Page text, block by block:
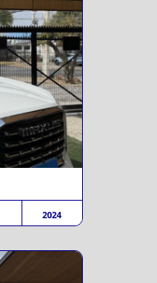
2024